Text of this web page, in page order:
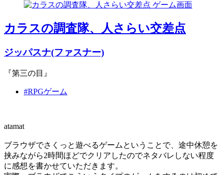
カラスの調査隊、人さらい交差点
ジッパスナ(ファスナー)
『第三の目』
#RPGゲーム
atamat
ブラウザでさくっと遊べるゲームということで、途中休憩を
挟みながら2時間ほどでクリアしたのでネタバレしない程度
に感想を書かせていただきます。